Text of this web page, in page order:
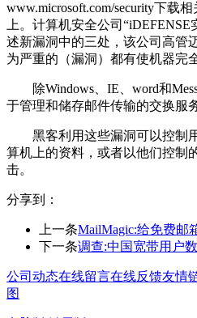
www.microsoft.com/security下载
上。计算机安全公司
述新漏洞中的三处，该公司高管
为严重的（漏洞）都有使机器完
除Windows、IE、word和
于管理和储存邮件传输的交换服
黑客利用这些漏洞可以控制
算机上的资料，或者以他们控制
击。
分享到：
上一条MailMagic:给免费邮
下一条调查:中国宽带用户
公司动态在线留言在线反馈友情
图